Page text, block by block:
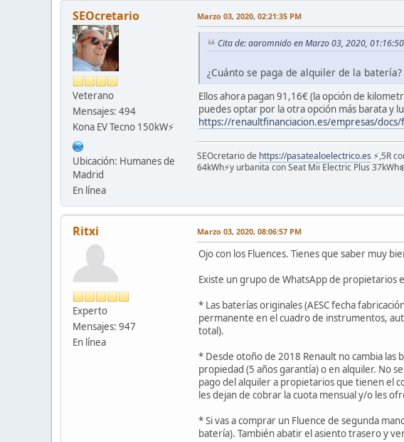
SEOcretario
Veterano
Mensajes: 494
Kona EV Tecno 150kW⚡️
Ubicación: Humanes de
Madrid
En línea
Marzo 03, 2020, 02:21:35 PM
Cita de: aaromnido en Marzo 03, 2020,
¿Cuánto se paga de alquiler de la
Ellos ahora pagan 91,16€ (la opción de
puedes optar por la otra opción más barata y
https://renaultfinanciacion.es/empresas/docs/
SEOcretario de https://pasatealoelectrico.es ⚡️,5R
64kWh⚡️y urbanita con Seat Mii Electric Plus
Ritxi
Experto
Mensajes: 947
En línea
Marzo 03, 2020, 08:06:57 PM
Ojo con los Fluences. Tienes que saber muy
Existe un grupo de WhatsApp de propietarios
* Las baterías originales (AESC fecha
permanente en el cuadro de instrumentos,
total).
* Desde otoño de 2018 Renault no cambia las
propiedad (5 años garantía) o en alquiler. No
pago del alquiler a propietarios que tienen el
les dejan de cobrar la cuota mensual y/o les
* Si vas a comprar un Fluence de segunda
batería). También abatir el asiento trasero y